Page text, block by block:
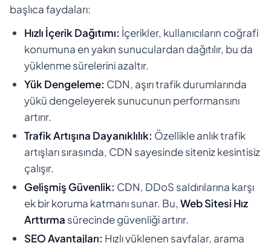
başlıca faydaları:
Hızlı İçerik Dağıtımı: İçerikler, kullanıcıların coğrafi
konumuna en yakın sunuculardan dağıtılır, bu da
yüklenme sürelerini azaltır.
Yük Dengeleme: CDN, aşırı trafik durumlarında
yükü dengeleyerek sunucunun performansını
artırır.
Trafik Artışına Dayanıklılık: Özellikle anlık trafik
artışları sırasında, CDN sayesinde siteniz kesintisiz
çalışır.
Gelişmiş Güvenlik: CDN, DDoS saldırılarına karşı
ek bir koruma katmanı sunar. Bu, Web Sitesi Hız
Arttırma sürecinde güvenliği artırır.
SEO Avantajları: Hızlı yüklenen sayfalar, arama